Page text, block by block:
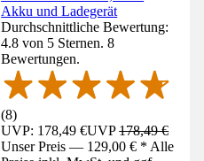
Akku und Ladegerät
Durchschnittliche Bewertung:
4.8 von 5 Sternen. 8
Bewertungen.
(8)
UVP: 178,49 €UVP178,49 €
Unser Preis — 129,00 € * Alle